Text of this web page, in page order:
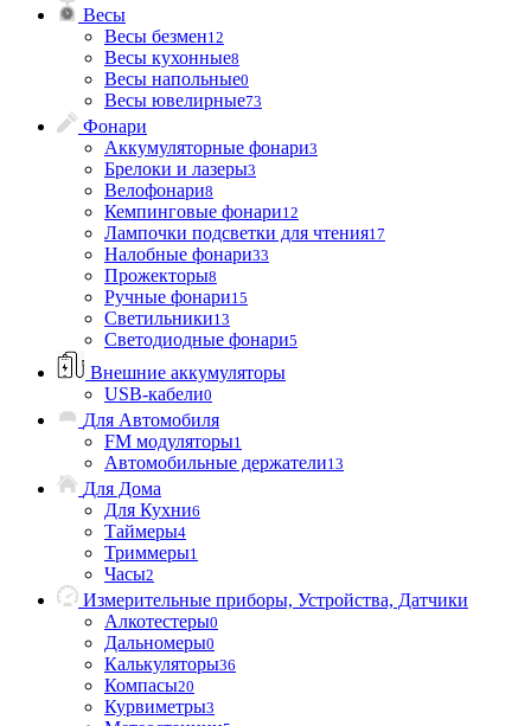
Весы
Весы безмен12
Весы кухонные8
Весы напольные0
Весы ювелирные73
Фонари
Аккумуляторные фонари3
Брелоки и лазеры3
Велофонари8
Кемпинговые фонари12
Лампочки подсветки для чтения17
Налобные фонари33
Прожекторы8
Ручные фонари15
Светильники13
Светодиодные фонари5
Внешние аккумуляторы
USB-кабели0
Для Автомобиля
FM модуляторы1
Автомобильные держатели13
Для Дома
Для Кухни6
Таймеры4
Триммеры1
Часы2
Измерительные приборы, Устройства, Датчики
Алкотестеры0
Дальномеры0
Калькуляторы36
Компасы20
Курвиметры3